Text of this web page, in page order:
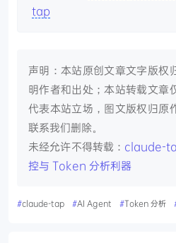
tap
声明：本站原创文章文字版权
明作者和出处；本站转载文章
代表本站立场，图文版权归原
联系我们删除。
未经允许不得转载： claude-
控与 Token 分析利器
#claude-tap #AI Agent #Token 分析